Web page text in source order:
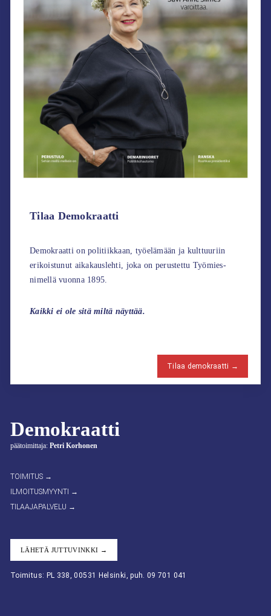
Demokraatti
päätoimittaja: Petri Korhonen
TOIMITUS →
ILMOITUSMYYNTI →
TILAAJAPALVELU →
LÄHETÄ JUTTUVINKKI →
Toimitus: PL 338, 00531 Helsinki, puh. 09 701 041
Tilaa Demokraatti
Demokraatti on politiikkaan, työelämään ja kulttuuriin
erikoistunut aikakauslehti, joka on perustettu Työmies-
nimellä vuonna 1895.
Kaikki ei ole sitä miltä näyttää.
Tilaa demokraatti →